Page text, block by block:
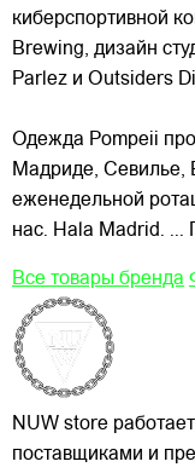
киберспортивной
Brewing, дизайн
Parlez и Outsiders
Одежда Pompeii
Мадриде, Севилье,
еженедельной
нас. Hala Madrid. ...
Все товары бренда
NUW store
поставщиками и